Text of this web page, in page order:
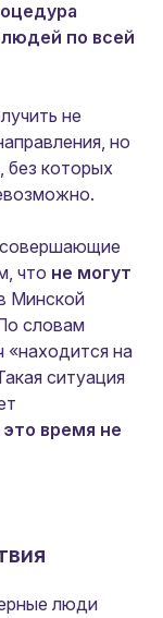
по всей
не
но
без которых
совершающие
что не могут
Минской
словам
«находится на
ситуация
время не
люди